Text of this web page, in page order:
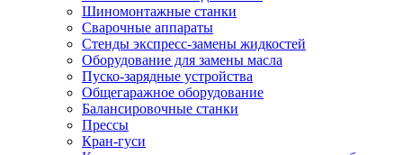
Шиномонтажные станки
Сварочные аппараты
Стенды экспресс-замены жидкостей
Оборудование для замены масла
Пуско-зарядные устройства
Общегаражное оборудование
Балансировочные станки
Прессы
Кран-гуси